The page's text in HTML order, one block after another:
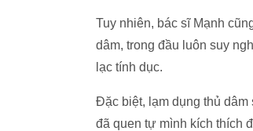
Tuy nhiên, bác sĩ Mạnh
dâm, trong đầu luôn suy
lạc tính dục.
Đặc biệt, lạm dụng thủ
đã quen tự mình kích thích